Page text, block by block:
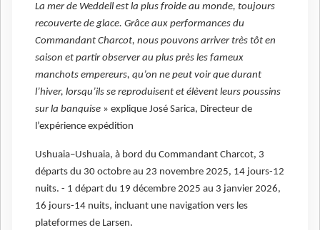
La mer de Weddell est la plus froide au monde, toujours
recouverte de glace. Grâce aux performances du
Commandant Charcot, nous pouvons arriver très tôt en
saison et partir observer au plus près les fameux
manchots empereurs, qu’on ne peut voir que durant
l’hiver, lorsqu’ils se reproduisent et élèvent leurs poussins
sur la banquise » explique José Sarica, Directeur de
l’expérience expédition
Ushuaia–Ushuaia, à bord du Commandant Charcot, 3
départs du 30 octobre au 23 novembre 2025, 14 jours-12
nuits. - 1 départ du 19 décembre 2025 au 3 janvier 2026,
16 jours-14 nuits, incluant une navigation vers les
plateformes de Larsen.